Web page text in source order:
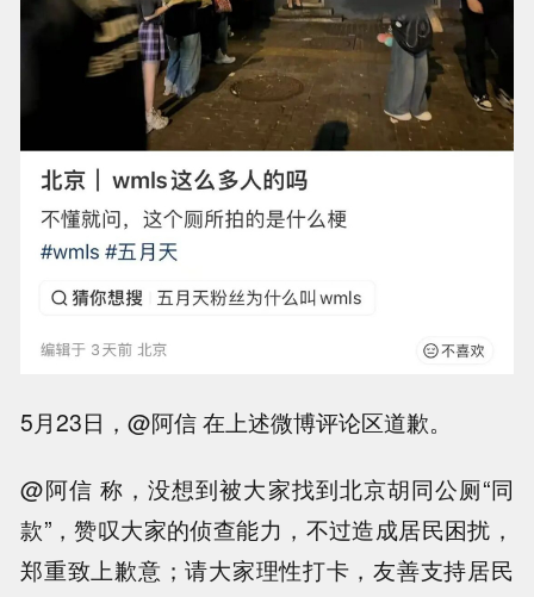
5月23日，@阿信 在上述微博评论区道歉。
@阿信 称，没想到被大家找到北京胡同公厕“同
款”，赞叹大家的侦查能力，不过造成居民困扰，
郑重致上歉意；请大家理性打卡，友善支持居民